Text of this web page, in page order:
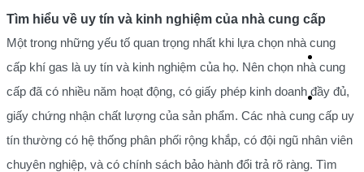
Tìm hiểu về uy tín và kinh nghiệm của nhà cung cấp
Một trong những yếu tố quan trọng nhất khi lựa chọn nhà cung
cấp khí gas là uy tín và kinh nghiệm của họ. Nên chọn nhà cung
cấp đã có nhiều năm hoạt động, có giấy phép kinh doanh đầy đủ,
giấy chứng nhận chất lượng của sản phẩm. Các nhà cung cấp uy
tín thường có hệ thống phân phối rộng khắp, có đội ngũ nhân viên
chuyên nghiệp, và có chính sách bảo hành đổi trả rõ ràng. Tìm